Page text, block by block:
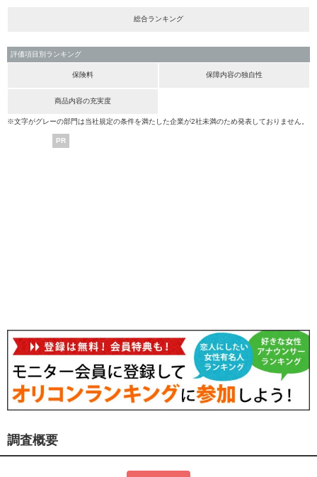
総合ランキング
評価項目別ランキング
保険料 保障内容の独自性
商品内容の充実度
※文字がグレーの部門は当社規定の条件を満たした企業が2社未満のため発表しておりません。
PR
調査概要